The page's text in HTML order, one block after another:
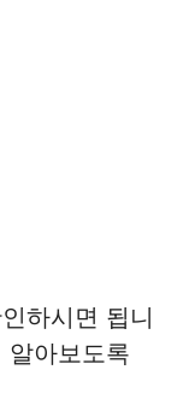
하시면 됩니
알아보도록